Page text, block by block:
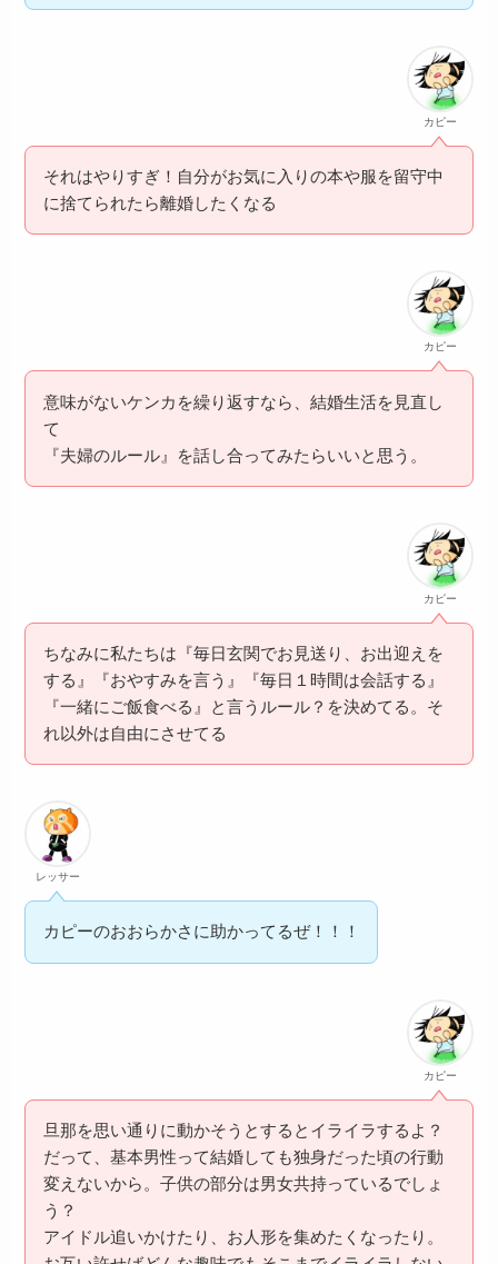
カピー
それはやりすぎ！自分がお気に入りの本や服を留守中
に捨てられたら離婚したくなる
カピー
意味がないケンカを繰り返すなら、結婚生活を見直し
て
『夫婦のルール』を話し合ってみたらいいと思う。
カピー
ちなみに私たちは『毎日玄関でお見送り、お出迎えを
する』『おやすみを言う』『毎日１時間は会話する』
『一緒にご飯食べる』と言うルール？を決めてる。そ
れ以外は自由にさせてる
レッサー
カピーのおおらかさに助かってるぜ！！！
カピー
旦那を思い通りに動かそうとするとイライラするよ？
だって、基本男性って結婚しても独身だった頃の行動
変えないから。子供の部分は男女共持っているでしょ
う？
アイドル追いかけたり、お人形を集めたくなったり。